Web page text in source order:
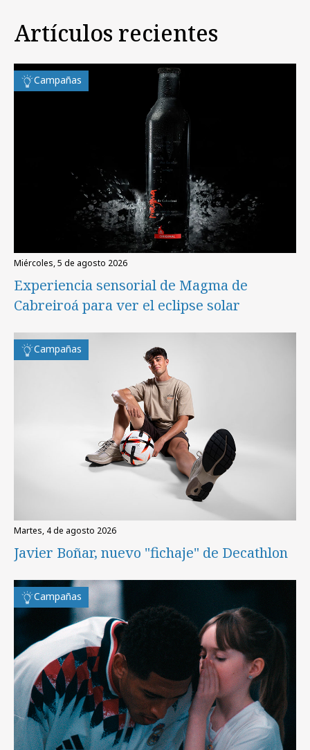
Artículos recientes
Campañas
miércoles, 5 de agosto 2026
Experiencia sensorial de Magma de
Cabreiroá para ver el eclipse solar
Campañas
martes, 4 de agosto 2026
Javier Boñar, nuevo "fichaje" de Decathlon
Campañas